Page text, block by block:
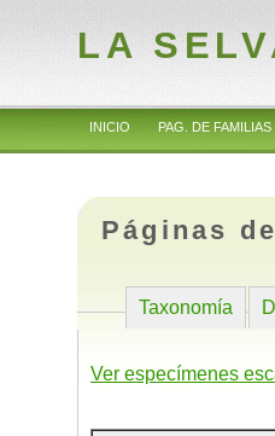
LA
INICIO PAG. DE FAMILIAS
Páginas
Taxonomía
Ver especímenes